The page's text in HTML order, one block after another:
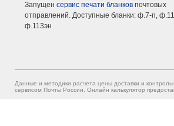
Запущен сервис печати бланков почтовых
отправлений. Доступные бланки: ф.7-п,
ф.113эн
Данные и методики расчета цены доставки и
сервисом Почты России. Онлайн калькулятор